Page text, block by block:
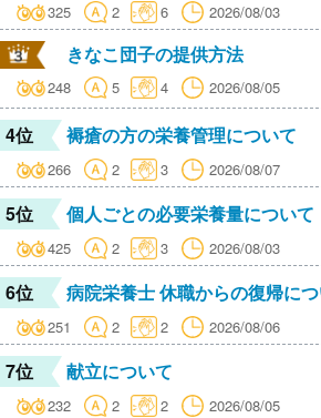
325 2 6 2026/08/03
きなこ団子の提供方法
248 5 4 2026/08/05
4位 褥瘡の方の栄養管理について
266 2 3 2026/08/07
5位 個人ごとの必要栄養量について
425 2 3 2026/08/03
6位 病院栄養士 休職からの復帰に
251 2 2 2026/08/06
7位 献立について
232 2 2 2026/08/05